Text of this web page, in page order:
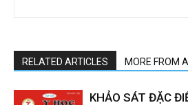
RELATED ARTICLES MORE FROM
KHẢO SÁT ĐẶC